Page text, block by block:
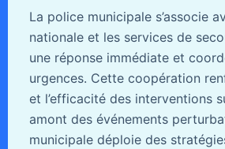
La police municipale s’associe
nationale et les services de
une réponse immédiate et
urgences. Cette coopération
et l’efficacité des interventions
amont des événements
municipale déploie des